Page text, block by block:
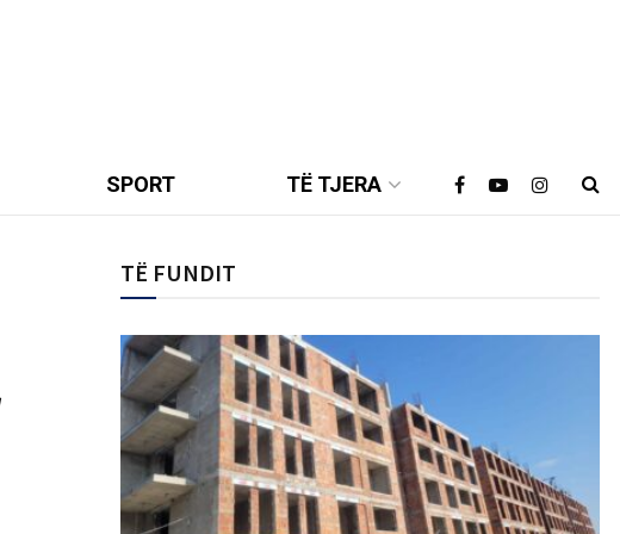
SPORT TË TJERA
TË FUNDIT